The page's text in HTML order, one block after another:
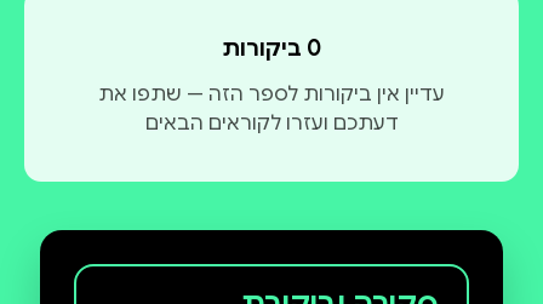
0 ביקורות
עדיין אין ביקורות לספר הזה — שתפו את
דעתכם ועזרו לקוראים הבאים